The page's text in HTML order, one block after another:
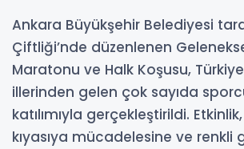
Ankara Büyükşehir Belediyesi
Çiftliği’nde düzenlenen
Maratonu ve Halk Koşusu,
illerinden gelen çok sayıda
katılımıyla gerçekleştirildi.
kıyasıya mücadelesine ve renkli